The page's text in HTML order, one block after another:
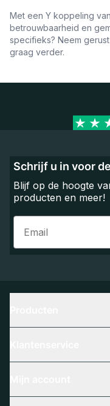
Met een Y koppeling
betrouwbaarheid en
specifieks? Neem
graag verder.
Schrijf u in voor
Blijf op de hoogte
producten en meer!
Email